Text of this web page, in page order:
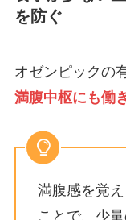
を防ぐ
オゼンピックの
満腹中枢にも働
満腹感を覚
ことで、少